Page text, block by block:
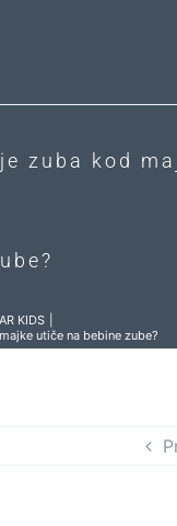
zuba kod
KIDS
utiče na bebine zube?